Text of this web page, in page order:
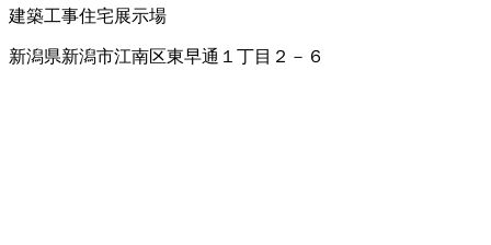
建築工事住宅展示場
新潟県新潟市江南区東早通１丁目２－６